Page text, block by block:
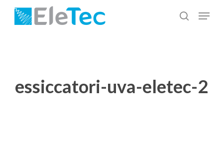
Salta
cerca
Menu
essiccatori-uva-eletec-2